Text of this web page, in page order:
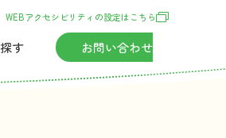
WEBアクセシビリティの設定はこちら
探す お問い合わせ